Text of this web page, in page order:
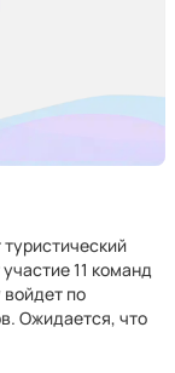
11 команд
по
Ожидается, что